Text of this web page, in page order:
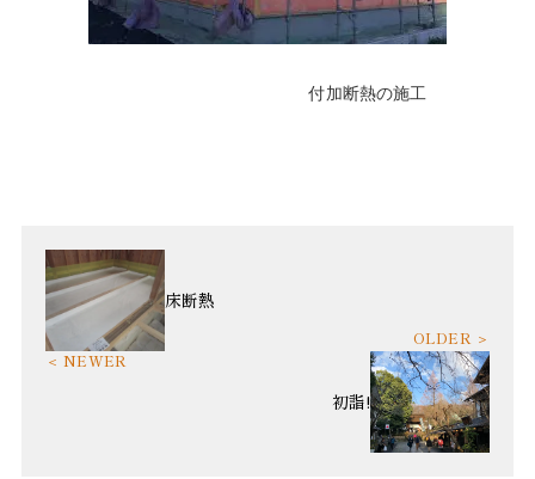
付加断熱の施工
床断熱
初詣!